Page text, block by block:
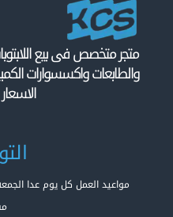
متجر متخصص فى بيع
والطابعات واكسسوارات